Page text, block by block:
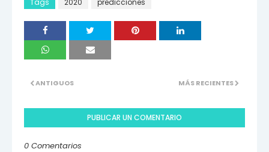
Tags 2020 predicciones
MÁS RECIENTES
ANTIGUOS
PUBLICAR UN COMENTARIO
0 Comentarios